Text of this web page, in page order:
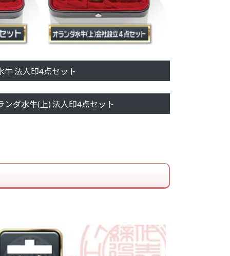
牛 法人印4点セット
ンダ水牛(上) 法人印4点セット